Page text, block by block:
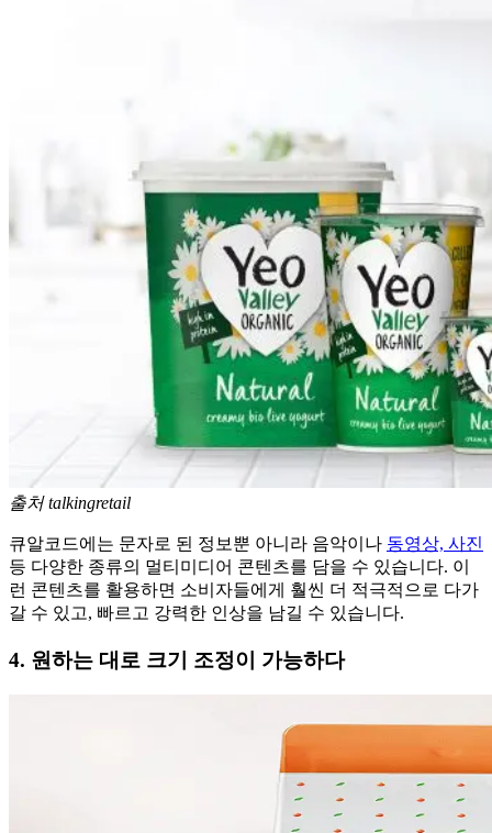
출처 talkingretail
큐알코드에는 문자로 된 정보뿐 아니라 음악이나 동영상, 사진
등 다양한 종류의 멀티미디어 콘텐츠를 담을 수 있습니다. 이
런 콘텐츠를 활용하면 소비자들에게 훨씬 더 적극적으로 다가
갈 수 있고, 빠르고 강력한 인상을 남길 수 있습니다.
4. 원하는 대로 크기 조정이 가능하다